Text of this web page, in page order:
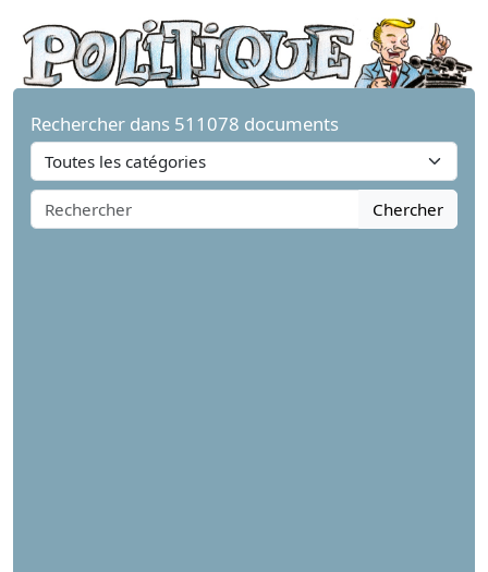
Rechercher dans 511078 documents
Chercher